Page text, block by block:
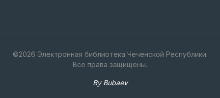
©2026 Электронная библиотека Чеченской Республики.
Все права защищены.
By Bubaev